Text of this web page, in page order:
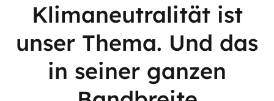
Klimaneutralität ist
unser Thema. Und das
in seiner ganzen